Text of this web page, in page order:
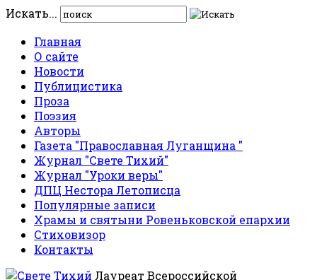
Искать...
Главная
О сайте
Новости
Публицистика
Проза
Поэзия
Авторы
Газета "Православная Луганщина "
Журнал "Свете Тихий"
Журнал "Уроки веры"
ДПЦ Нестора Летописца
Популярные записи
Храмы и святыни Ровеньковской епархии
Стиховизор
Контакты
Лауреат Всероссийской